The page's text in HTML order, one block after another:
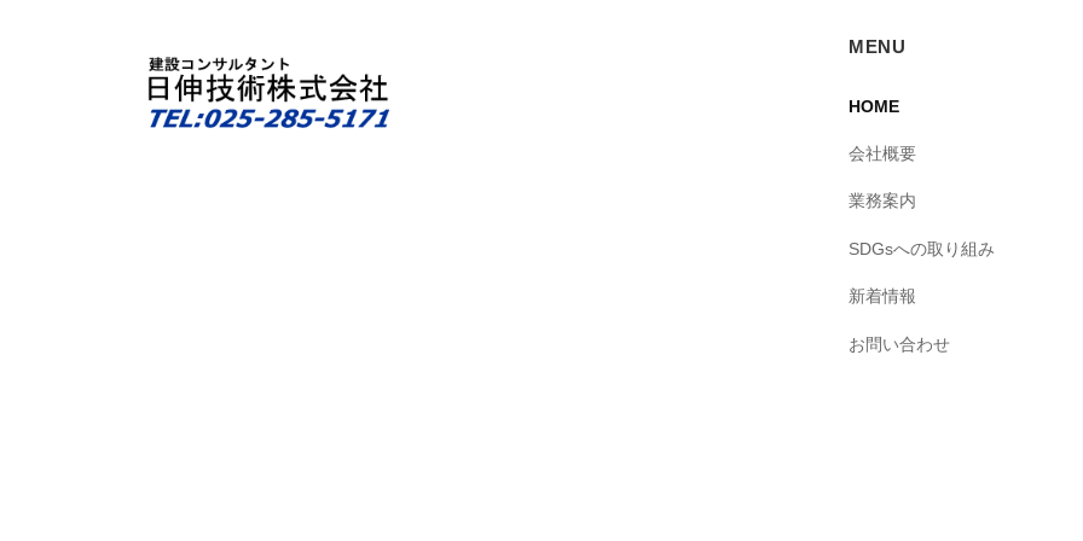
MENU
HOME
会社概要
業務案内
SDGsへの取り組み
新着情報
お問い合わせ